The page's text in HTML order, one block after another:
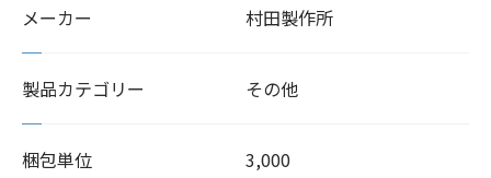
メーカー 村田製作所
製品カテゴリー その他
梱包単位 3,000